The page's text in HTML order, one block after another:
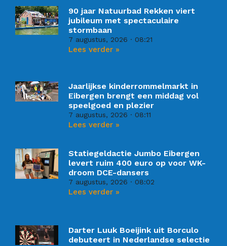
90 jaar Natuurbad Rekken viert
jubileum met spectaculaire
stormbaan
7 augustus, 2026 08:21
Lees verder »
Jaarlijkse kinderrommelmarkt in
Eibergen brengt een middag vol
speelgoed en plezier
7 augustus, 2026 08:11
Lees verder »
Statiegeldactie Jumbo Eibergen
levert ruim 400 euro op voor WK-
droom DCE-dansers
7 augustus, 2026 08:02
Lees verder »
Darter Luuk Boeijink uit Borculo
debuteert in Nederlandse selectie